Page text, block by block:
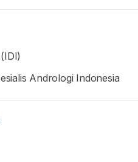
Andrologi Indonesia